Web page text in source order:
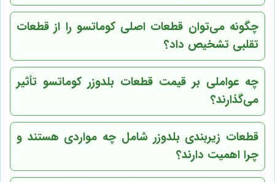
چگونه می‌توان قطعات اصلی کوماتسو را از قطعات
تقلبی تشخیص داد؟
چه عواملی بر قیمت قطعات بلدوزر کوماتسو تأثیر
می‌گذارند؟
قطعات زیربندی بلدوزر شامل چه مواردی هستند و
چرا اهمیت دارند؟